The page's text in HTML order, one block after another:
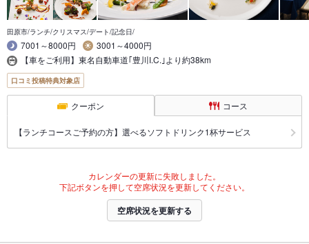
田原市/ランチ/クリスマス/デート/記念日/
7001～8000円
3001～4000円
【車をご利用】東名自動車道｢豊川I.C.｣より約38km
口コミ投稿特典対象店
クーポン コース
【ランチコースご予約の方】選べるソフトドリンク1杯サービス
カレンダーの更新に失敗しました。
下記ボタンを押して空席状況を更新してください。
空席状況を更新する